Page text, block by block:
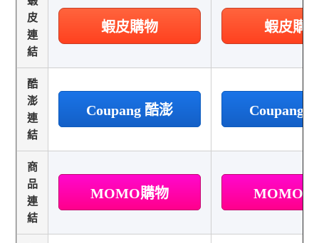
皮
連
結
蝦皮購物 蝦皮購
酷
澎
連
結
Coupang 酷澎 Coupang
商
品
連
結
MOMO購物 MOMO